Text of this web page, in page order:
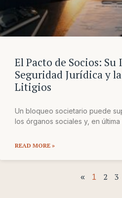
El Pacto de Socios:
Seguridad Jurídica y
Litigios
Un bloqueo societario puede
los órganos sociales y, en última
READ MORE »
« 1 2 3